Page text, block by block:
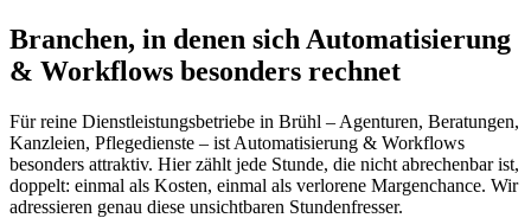
Branchen, in denen sich Automatisierung
& Workflows besonders rechnet
Für reine Dienstleistungsbetriebe in Brühl – Agenturen, Beratungen,
Kanzleien, Pflegedienste – ist Automatisierung & Workflows
besonders attraktiv. Hier zählt jede Stunde, die nicht abrechenbar ist,
doppelt: einmal als Kosten, einmal als verlorene Margenchance. Wir
adressieren genau diese unsichtbaren Stundenfresser.